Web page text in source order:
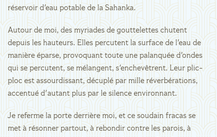
réservoir d'eau potable de la Sahanka.
Autour de moi, des myriades de gouttelettes chutent
depuis les hauteurs. Elles percutent la surface de l'eau de
manière éparse, provoquant toute une palanquée d'ondes
qui se percutent, se mélangent, s'enchevêtrent. Leur plic-
ploc est assourdissant, décuplé par mille réverbérations,
accentué d'autant plus par le silence environnant.
Je referme la porte derrière moi, et ce soudain fracas se
met à résonner partout, à rebondir contre les parois, à